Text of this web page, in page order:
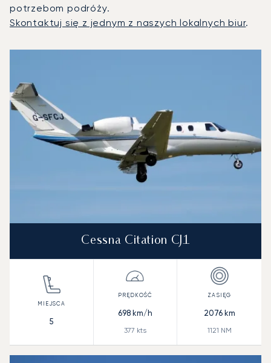
potrzebom podróży.
Skontaktuj się z jednym z naszych lokalnych biur.
Zasięg (NM)
Cessna Citation CJ1
5
698km/h
377 kts
2076km
1121 NM